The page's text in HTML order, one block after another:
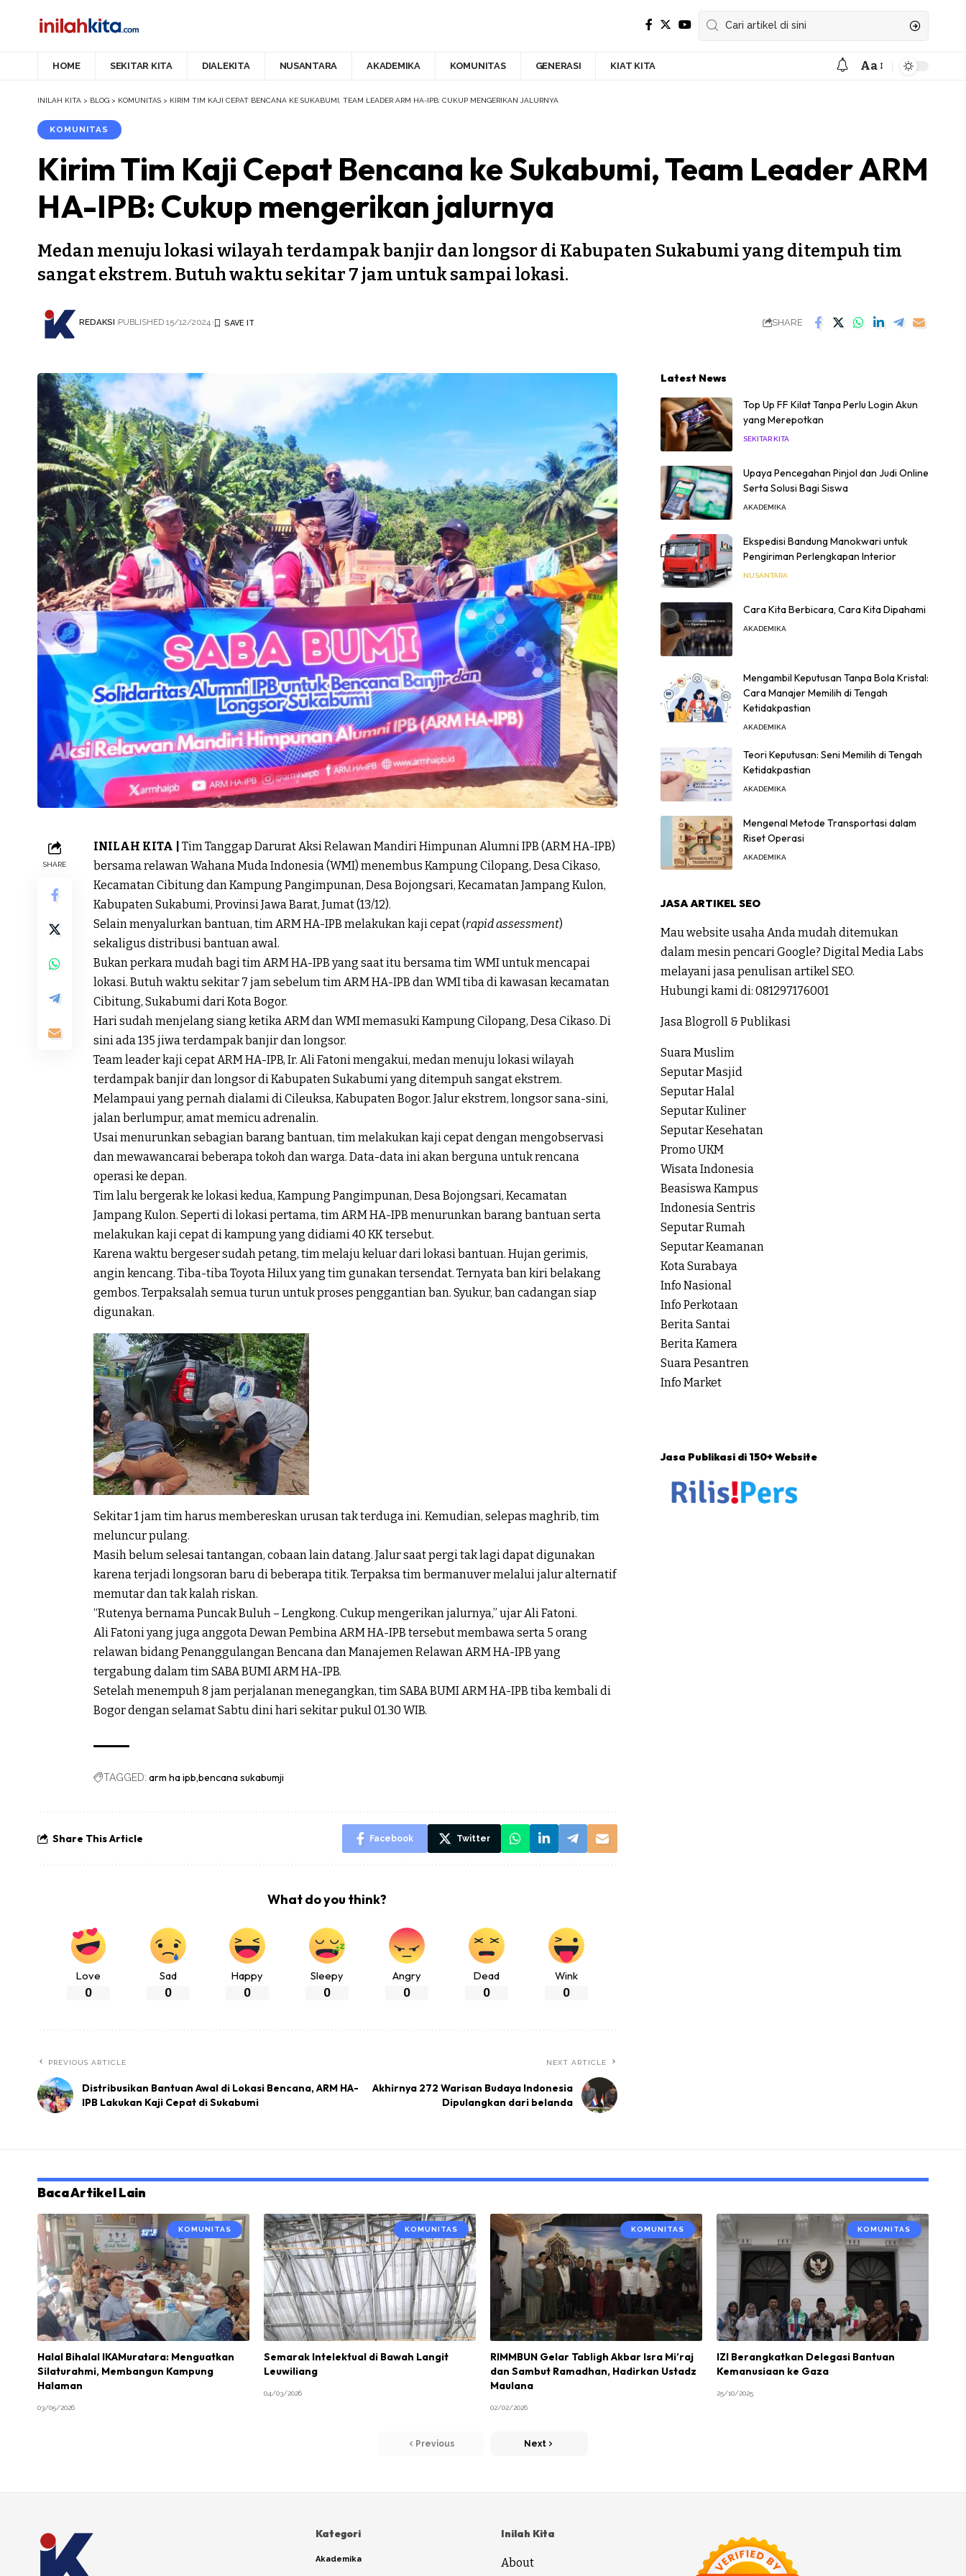
HOME SEKITAR KITA DIALEKITA NUSANTARA AKADEMIKA KOMUNITAS GENERASI KIAT KITA Aa
INILAH KITA > BLOG > KOMUNITAS > KIRIM TIM KAJI CEPAT BENCANA KE SUKABUMI, TEAM LEADER ARM HA-IPB: CUKUP MENGERIKAN JALURNYA
KOMUNITAS
Kirim Tim Kaji Cepat Bencana ke Sukabumi, Team Leader ARM
HA-IPB: Cukup mengerikan jalurnya
Medan menuju lokasi wilayah terdampak banjir dan longsor di Kabupaten Sukabumi yang ditempuh tim
sangat ekstrem. Butuh waktu sekitar 7 jam untuk sampai lokasi.
REDAKSI PUBLISHED 15/12/2024 SHARE
SHARE
INILAH KITA |
Tim Tanggap Darurat Aksi Relawan Mandiri Himpunan Alumni IPB (ARM HA-IPB)
bersama relawan Wahana Muda Indonesia (WMI) menembus Kampung Cilopang, Desa Cikaso,
Kecamatan Cibitung dan Kampung Pangimpunan, Desa Bojongsari, Kecamatan Jampang Kulon,
Kabupaten Sukabumi, Provinsi Jawa Barat, Jumat (13/12).
Selain menyalurkan bantuan, tim ARM HA-IPB melakukan kaji cepat (rapid assessment)
sekaligus distribusi bantuan awal.
Bukan perkara mudah bagi tim ARM HA-IPB yang saat itu bersama tim WMI untuk mencapai
lokasi. Butuh waktu sekitar 7 jam sebelum tim ARM HA-IPB dan WMI tiba di kawasan kecamatan
Cibitung, Sukabumi dari Kota Bogor.
Hari sudah menjelang siang ketika ARM dan WMI memasuki Kampung Cilopang, Desa Cikaso. Di
sini ada 135 jiwa terdampak banjir dan longsor.
Team leader kaji cepat ARM HA-IPB, Ir. Ali Fatoni mengakui, medan menuju lokasi wilayah
terdampak banjir dan longsor di Kabupaten Sukabumi yang ditempuh sangat ekstrem.
Melampaui yang pernah dialami di Cileuksa, Kabupaten Bogor. Jalur ekstrem, longsor sana-sini,
jalan berlumpur, amat memicu adrenalin.
Usai menurunkan sebagian barang bantuan, tim melakukan kaji cepat dengan mengobservasi
dan mewawancarai beberapa tokoh dan warga. Data-data ini akan berguna untuk rencana
operasi ke depan.
Tim lalu bergerak ke lokasi kedua, Kampung Pangimpunan, Desa Bojongsari, Kecamatan
Jampang Kulon. Seperti di lokasi pertama, tim ARM HA-IPB menurunkan barang bantuan serta
melakukan kaji cepat di kampung yang didiami 40 KK tersebut.
Karena waktu bergeser sudah petang, tim melaju keluar dari lokasi bantuan. Hujan gerimis,
angin kencang. Tiba-tiba Toyota Hilux yang tim gunakan tersendat. Ternyata ban kiri belakang
gembos. Terpaksalah semua turun untuk proses penggantian ban. Syukur, ban cadangan siap
digunakan.
Sekitar 1 jam tim harus membereskan urusan tak terduga ini. Kemudian, selepas maghrib, tim
meluncur pulang.
Masih belum selesai tantangan, cobaan lain datang. Jalur saat pergi tak lagi dapat digunakan
karena terjadi longsoran baru di beberapa titik. Terpaksa tim bermanuver melalui jalur alternatif
memutar dan tak kalah riskan.
“Rutenya bernama Puncak Buluh – Lengkong. Cukup mengerikan jalurnya,” ujar Ali Fatoni.
Ali Fatoni yang juga anggota Dewan Pembina ARM HA-IPB tersebut membawa serta 5 orang
relawan bidang Penanggulangan Bencana dan Manajemen Relawan ARM HA-IPB yang
tergabung dalam tim SABA BUMI ARM HA-IPB.
Setelah menempuh 8 jam perjalanan menegangkan, tim SABA BUMI ARM HA-IPB tiba kembali di
Bogor dengan selamat Sabtu dini hari sekitar pukul 01.30 WIB.
TAGGED: arm ha ipb bencana sukabumji
Share This Article Facebook Twitter
What do you think?
Love
0
Sad
0
Happy
0
Sleepy
0
Angry
0
Dead
0
Wink
0
PREVIOUS ARTICLE
Distribusikan Bantuan Awal di Lokasi Bencana, ARM HA-
IPB Lakukan Kaji Cepat di Sukabumi
NEXT ARTICLE
Akhirnya 272 Warisan Budaya Indonesia
Dipulangkan dari belanda
Latest News
Top Up FF Kilat Tanpa Perlu Login Akun
yang Merepotkan
SEKITAR KITA
Upaya Pencegahan Pinjol dan Judi Online
Serta Solusi Bagi Siswa
AKADEMIKA
Ekspedisi Bandung Manokwari untuk
Pengiriman Perlengkapan Interior
NUSANTARA
Cara Kita Berbicara, Cara Kita Dipahami
AKADEMIKA
Mengambil Keputusan Tanpa Bola Kristal:
Cara Manajer Memilih di Tengah
Ketidakpastian
AKADEMIKA
Teori Keputusan: Seni Memilih di Tengah
Ketidakpastian
AKADEMIKA
Mengenal Metode Transportasi dalam
Riset Operasi
AKADEMIKA
JASA ARTIKEL SEO
Mau website usaha Anda mudah ditemukan
dalam mesin pencari Google? Digital Media Labs
melayani jasa penulisan artikel SEO.
Hubungi kami di: 081297176001
Jasa Blogroll & Publikasi
Suara Muslim
Seputar Masjid
Seputar Halal
Seputar Kuliner
Seputar Kesehatan
Promo UKM
Wisata Indonesia
Beasiswa Kampus
Indonesia Sentris
Seputar Rumah
Seputar Keamanan
Kota Surabaya
Info Nasional
Info Perkotaan
Berita Santai
Berita Kamera
Suara Pesantren
Info Market
Jasa Publikasi di 150+ Website
Baca Artikel Lain
KOMUNITAS
Halal Bihalal IKAMuratara: Menguatkan
Silaturahmi, Membangun Kampung
Halaman
03/05/2026
KOMUNITAS
Semarak Intelektual di Bawah Langit
Leuwiliang
04/03/2026
KOMUNITAS
RIMMBUN Gelar Tabligh Akbar Isra Mi’raj
dan Sambut Ramadhan, Hadirkan Ustadz
Maulana
02/02/2026
KOMUNITAS
IZI Berangkatkan Delegasi Bantuan
Kemanusiaan ke Gaza
25/10/2025
Previous Next
Kategori
Akademika
Inilah Kita
About